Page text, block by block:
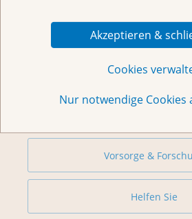
Akzeptieren &
Cookies
Nur notwendige Cookies
Weitere Themen
Beratung
Vorsorge &
Helfen Sie